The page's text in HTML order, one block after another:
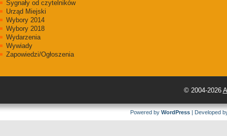
Sygnały od czytelników
Urząd Miejski
Wybory 2014
Wybory 2018
Wydarzenia
Wywiady
Zapowiedzi/Ogłoszenia
© 2004-2026
Powered by WordPress | Developed